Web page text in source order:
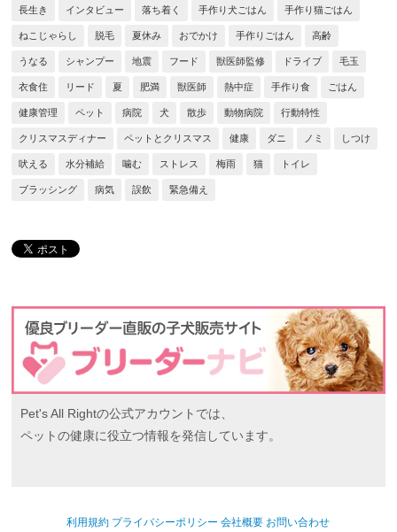
長生き インタビュー 落ち着く 手作り犬ごはん 手作り猫ごはん
ねこじゃらし 脱毛 夏休み おでかけ 手作りごはん 高齢
うなる シャンプー 地震 フード 獣医師監修 ドライブ 毛玉
衣食住 リード 夏 肥満 獣医師 熱中症 手作り食 ごはん
健康管理 ペット 病院 犬 散歩 動物病院 行動特性
クリスマスディナー ペットとクリスマス 健康 ダニ ノミ しつけ
吠える 水分補給 噛む ストレス 梅雨 猫 トイレ
ブラッシング 病気 誤飲 緊急備え
Pet's All Rightの公式アカウントでは、
ペットの健康に役立つ情報を発信しています。
利用規約 プライバシーポリシー 会社概要 お問い合わせ